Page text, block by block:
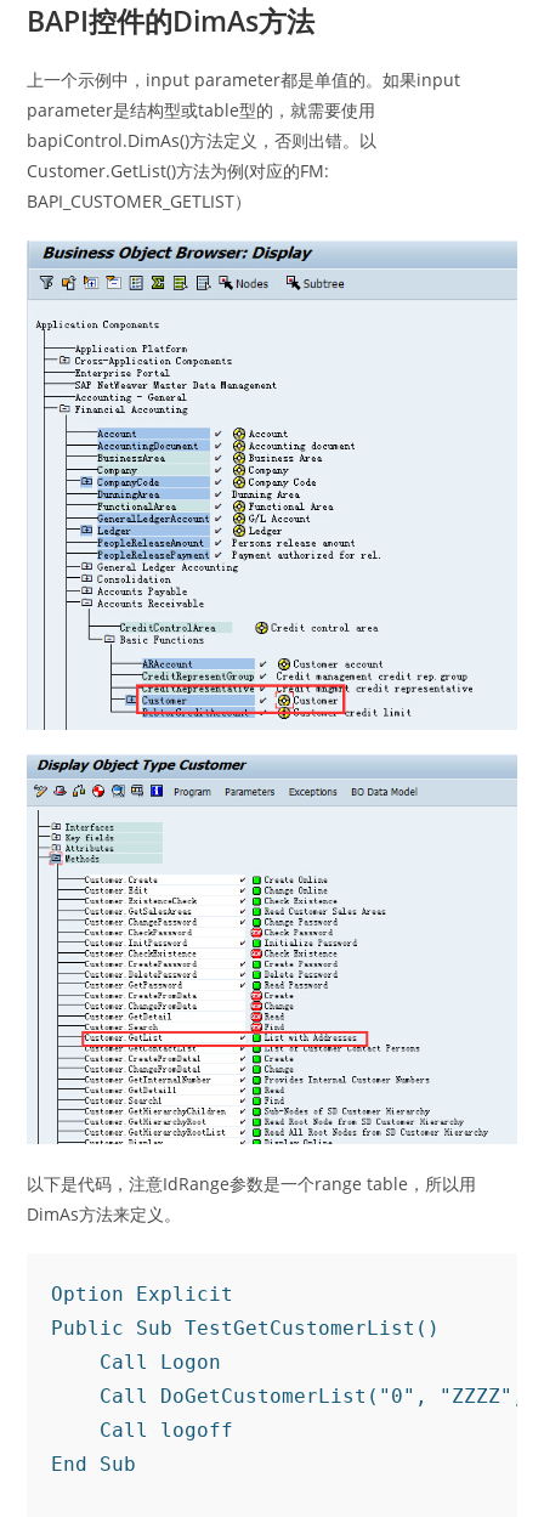
BAPI控件的DimAs方法
上一个示例中，input parameter都是单值的。如果input
parameter是结构型或table型的，就需要使用
bapiControl.DimAs()方法定义，否则出错。以
Customer.GetList()方法为例(对应的FM:
BAPI_CUSTOMER_GETLIST）
以下是代码，注意IdRange参数是一个range table，所以用
DimAs方法来定义。
Option
Explicit
Public
Sub TestGetCustomerList()
Call
Logon
Call
DoGetCustomerList( "0" , "ZZZZ"
Call
End
Sub